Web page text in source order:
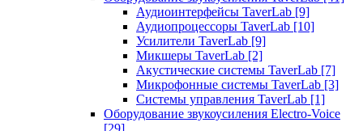
Аудиоинтерфейсы TaverLab [9]
Аудиопроцессоры TaverLab [10]
Усилители TaverLab [9]
Микшеры TaverLab [2]
Акустические системы TaverLab [7]
Микрофонные системы TaverLab [3]
Системы управления TaverLab [1]
Оборудование звукоусиления Electro-Voice
[29]